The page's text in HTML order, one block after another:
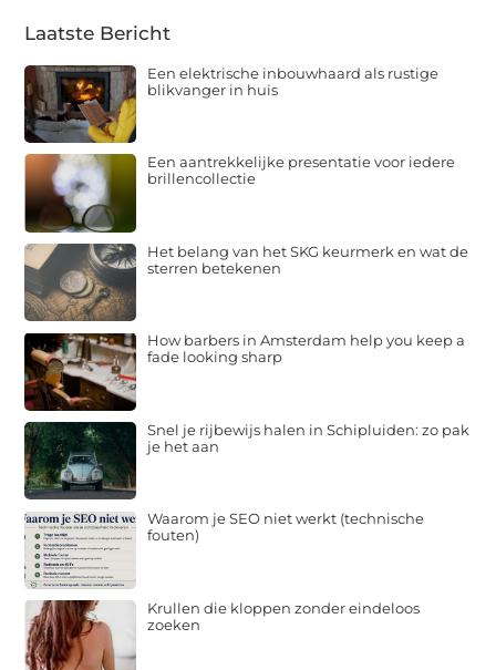
Laatste Bericht
Een elektrische inbouwhaard als rustige
blikvanger in huis
Een aantrekkelijke presentatie voor iedere
brillencollectie
Het belang van het SKG keurmerk en wat de
sterren betekenen
How barbers in Amsterdam help you keep a
fade looking sharp
Snel je rijbewijs halen in Schipluiden: zo pak
je het aan
Waarom je SEO niet werkt (technische
fouten)
Krullen die kloppen zonder eindeloos
zoeken